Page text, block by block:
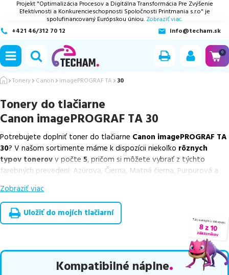
Projekt "Optimalizácia Procesov a Digitálna Transformácia Pre Zvýšenie
Efektívnosti a Konkurencieschopnosti Spoločnosti Printmania s.r.o" je
spolufinancovaný Európskou úniou. Zobraziť viac.
+421 46/312 70 12
info@techam.sk
0
Tonery Canon imagePROGRAF TA 30
Tonery do tlačiarne
Canon imagePROGRAF TA 30
Potrebujete doplniť toner do tlačiarne Canon imagePROGRAF TA
30? V našom sortimente máme k dispozícii niekoľko rôznych
typov tonerovv počte 5, pričom si môžete vybrať z týchto
farebných prevedení: Azúrova, Čierna, Matná čierna, Purpurová a
Z uvedeného množstva dostupných náplní
výhodnejšie alternatívy, ktoré plne zachovávajú kvalitu tlače
Súčasťou tejto ponuky súoverené náhrady v rôznych triedach,
ks.
Celá táto certifikovaná ponuka, spĺňajúca normy ISO 9001 a 14001,
zaručuje bezproblémovú tlač.Najlacnejší produktu nás nájdete
Zobraziť viac
Uložiť do mojích tlačiarní
Kompatibilné náplne